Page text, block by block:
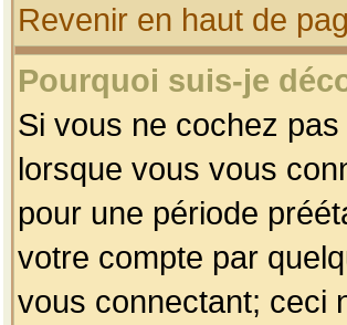
Revenir en haut de
Pourquoi suis-je
Si vous ne cochez
lorsque vous vous
pour une période
votre compte par
vous connectant; ceci